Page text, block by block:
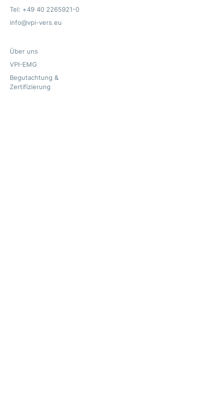
Tel: +49 40 2265921-0
info@vpi-vers.eu
Über uns
VPI-EMG
Begutachtung &
Zertifizierung